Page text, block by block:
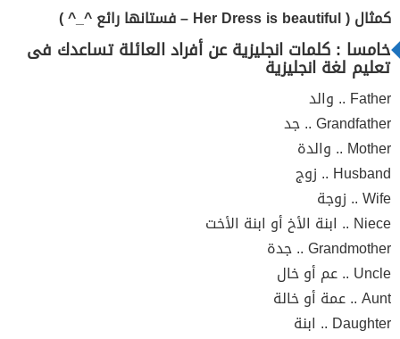
كمثال ( Her Dress is beautiful – فستانها رائع ^_^ )
خامسا : كلمات انجليزية عن أفراد العائلة تساعدك فى
تعليم لغة انجليزية
Father .. والد
Grandfather .. جد
Mother .. والدة
Husband .. زوج
Wife .. زوجة
Niece .. ابنة الأخ أو ابنة الأخت
Grandmother .. جدة
Uncle .. عم أو خال
Aunt .. عمة أو خالة
Daughter .. ابنة